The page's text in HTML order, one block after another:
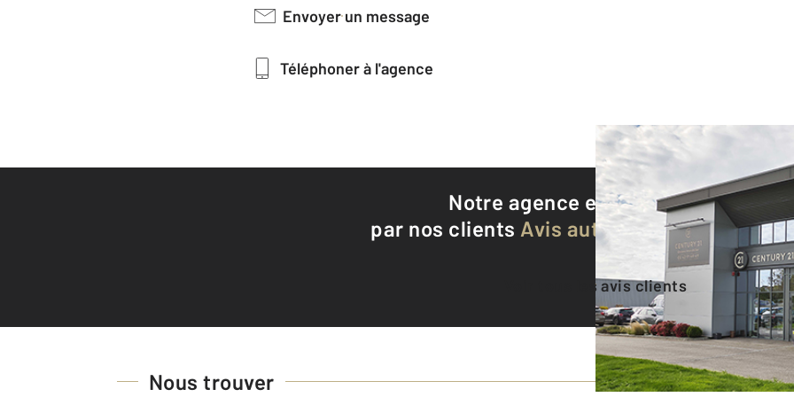
Envoyer un message
Téléphoner à l'agence
Notre agence est notée8,8/10
par nos clients Avis authentifiés par
Voir tous les avis clients
Nous trouver